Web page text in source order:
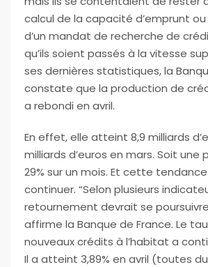
calcul de la capacité d’emprunt
d’un mandat de recherche de
qu’ils soient passés à la vitesse
ses dernières statistiques, la
constate que la production de
a rebondi en avril.
En effet, elle atteint 8,9 milliards
milliards d’euros en mars. Soit une
29% sur un mois. Et cette
continuer. “Selon plusieurs
retournement devrait se
affirme la Banque de France. Le
nouveaux crédits à l’habitat a
Il a atteint 3,89% en avril (toutes